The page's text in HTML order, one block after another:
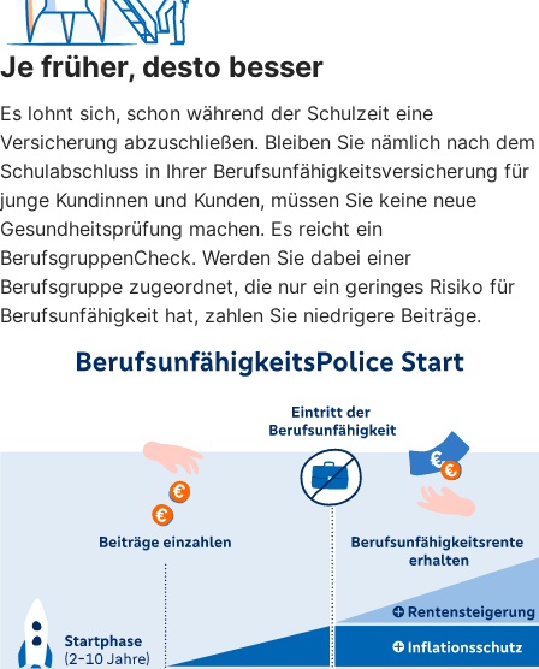
Je früher, desto besser
Es lohnt sich, schon während der Schulzeit eine
Versicherung abzuschließen. Bleiben Sie nämlich nach dem
Schulabschluss in Ihrer Berufsunfähigkeitsversicherung für
junge Kundinnen und Kunden, müssen Sie keine neue
Gesundheitsprüfung machen. Es reicht ein
BerufsgruppenCheck. Werden Sie dabei einer
Berufsgruppe zugeordnet, die nur ein geringes Risiko für
Berufsunfähigkeit hat, zahlen Sie niedrigere Beiträge.